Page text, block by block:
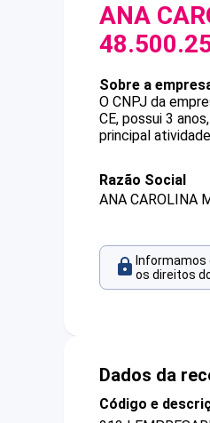
ANA
Sobre a
O CNPJ da
CE, possui 3
principal
Razão Social
ANA CAROLINA
Informamos
os direitos
Dados da
Código e